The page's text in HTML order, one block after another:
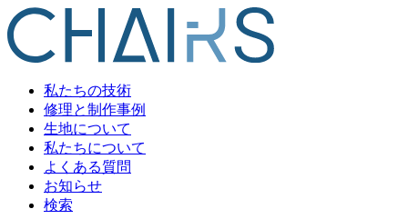
私たちの技術
修理と制作事例
生地について
私たちについて
よくある質問
お知らせ
検索